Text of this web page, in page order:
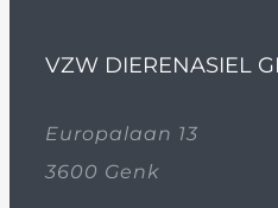
VZW DIERENASIEL
Europalaan 13
3600 Genk